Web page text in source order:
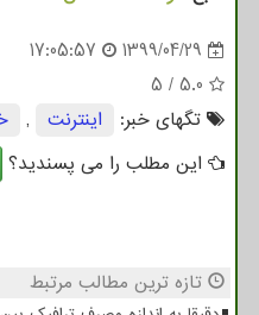
1399/04/29
17:05:57
5.0
/
5
تگهای خبر:
اینترنت ,
این مطلب را می پسندید؟
تازه ترین مطالب مرتبط